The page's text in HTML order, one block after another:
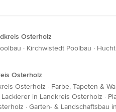
Osterholz
· Kirchwistedt Poolbau ·
Osterholz
Osterholz · Farbe, Tapeten &
Lackierer in Landkreis Osterholz ·
· Garten- & Landschaftsbau